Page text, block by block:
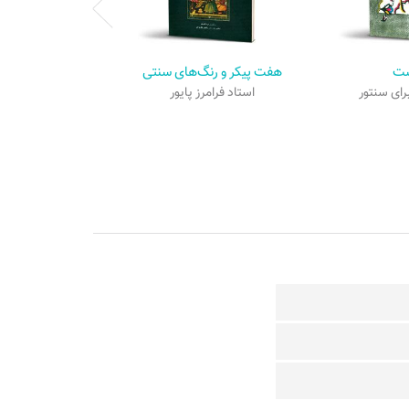
سنتور
هفت پیکر و رنگ‌های سنتی
استاد فرامرز پایور